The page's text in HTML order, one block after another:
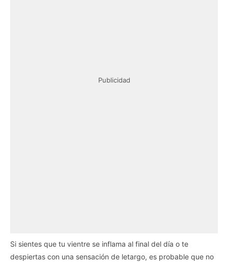
Publicidad
Si sientes que tu vientre se inflama al final del día o te
despiertas con una sensación de letargo, es probable que no